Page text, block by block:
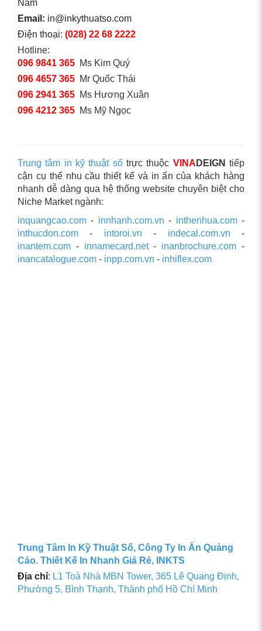
Nam
Email: in@inkythuatso.com
Điện thoại: (028) 22 68 2222
Hotline:
096 9841 365 Ms Kim Quý
096 4657 365 Mr Quốc Thái
096 2941 365 Ms Hương Xuân
096 4212 365 Ms Mỹ Ngọc
Trung tâm in kỹ thuật sốtrực thuộc VINA DEIGN tiếp
cận cụ thể nhu cầu thiết kế và in ấn của khách hàng
nhanh dễ dàng qua hệ thống website chuyên biệt cho
Niche Market ngành:
inquangcao.com - innhanh.com.vn - inthenhua.com-
inthucdon.com - intoroi.vn - indecal.com.vn -
inantem.com - innamecard.net- inanbrochure.com -
inancatalogue.com - inpp.com.vn - inhiflex.com
Trung Tâm In Kỹ Thuật Số, Công Ty In Ấn Quảng
Cáo. Thiết Kế In Nhanh Giá Rẻ, INKTS
Địa chỉ: L1 Toà Nhà MBN Tower, 365 Lê Quang Định,
Phường 5, Bình Thạnh, Thành phố Hồ Chí Minh